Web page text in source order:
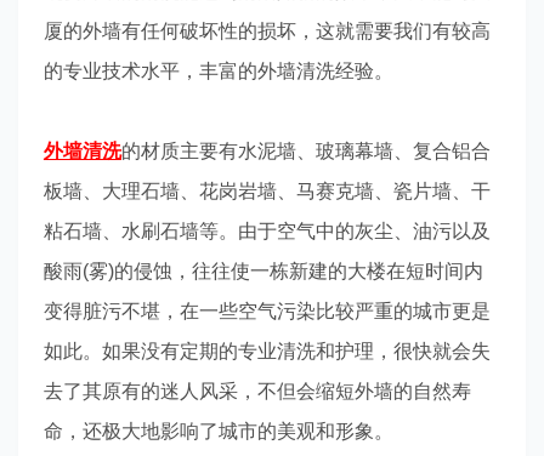
厦的外墙有任何破坏性的损坏，这就需要我们有较高
的专业技术水平，丰富的外墙清洗经验。
外墙清洗的材质主要有水泥墙、玻璃幕墙、复合铝合
板墙、大理石墙、花岗岩墙、马赛克墙、瓷片墙、干
粘石墙、水刷石墙等。由于空气中的灰尘、油污以及
酸雨(雾)的侵蚀，往往使一栋新建的大楼在短时间内
变得脏污不堪，在一些空气污染比较严重的城市更是
如此。如果没有定期的专业清洗和护理，很快就会失
去了其原有的迷人风采，不但会缩短外墙的自然寿
命，还极大地影响了城市的美观和形象。